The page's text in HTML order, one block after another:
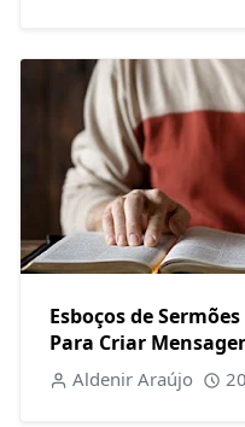
Esboços de
Para Criar
Aldenir Araújo